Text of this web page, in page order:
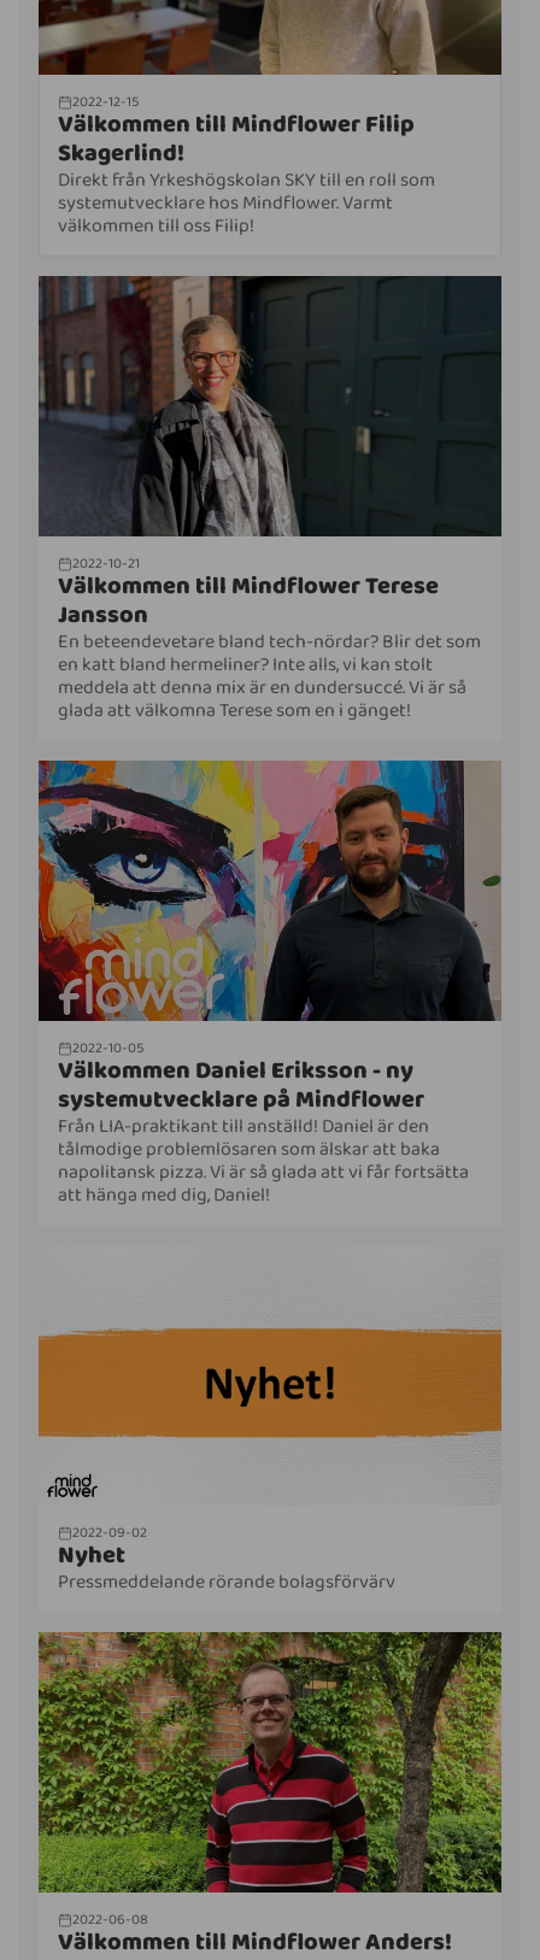
2022-12-15
Välkommen till Mindflower Filip
Skagerlind!
Direkt från Yrkeshögskolan SKY till en roll som
systemutvecklare hos Mindflower. Varmt
välkommen till oss Filip!
2022-10-21
Välkommen till Mindflower Terese
Jansson
En beteendevetare bland tech-nördar? Blir det som
en katt bland hermeliner? Inte alls, vi kan stolt
meddela att denna mix är en dundersuccé. Vi är så
glada att välkomna Terese som en i gänget!
2022-10-05
Välkommen Daniel Eriksson - ny
systemutvecklare på Mindflower
Från LIA-praktikant till anställd! Daniel är den
tålmodige problemlösaren som älskar att baka
napolitansk pizza. Vi är så glada att vi får fortsätta
att hänga med dig, Daniel!
2022-09-02
Nyhet
Pressmeddelande rörande bolagsförvärv
2022-06-08
Välkommen till Mindflower Anders!